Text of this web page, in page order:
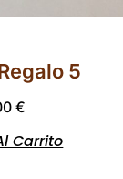
5
€
Carrito